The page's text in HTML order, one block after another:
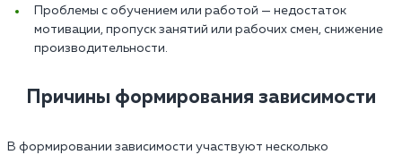
Проблемы с обучением или работой — недостаток
мотивации, пропуск занятий или рабочих смен, снижение
производительности.
Причины формирования зависимости
В формировании зависимости участвуют несколько